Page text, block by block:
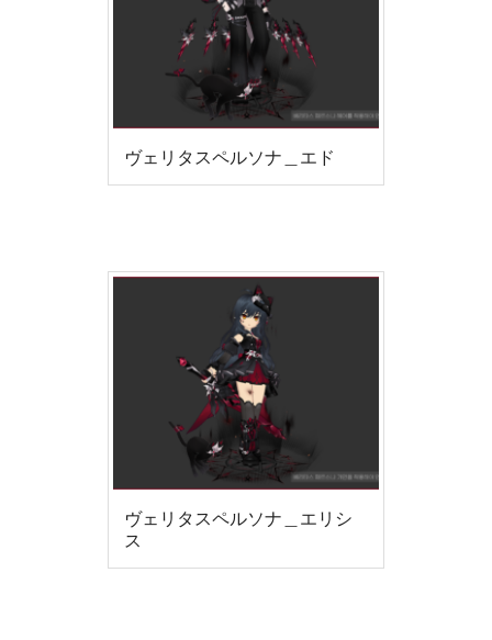
ヴェリタスペルソナ＿エド
ヴェリタスペルソナ＿エリシ
ス